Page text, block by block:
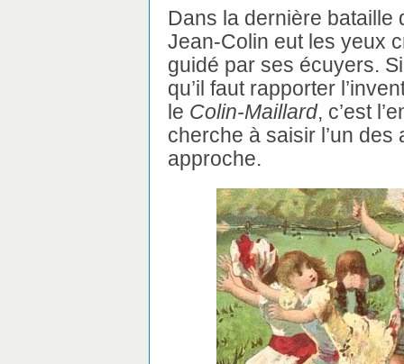
Dans la dernière bataille
Jean-Colin eut les yeux
guidé par ses écuyers.
qu’il faut rapporter
le Colin-Maillard, c’est
cherche à saisir l’un
approche.